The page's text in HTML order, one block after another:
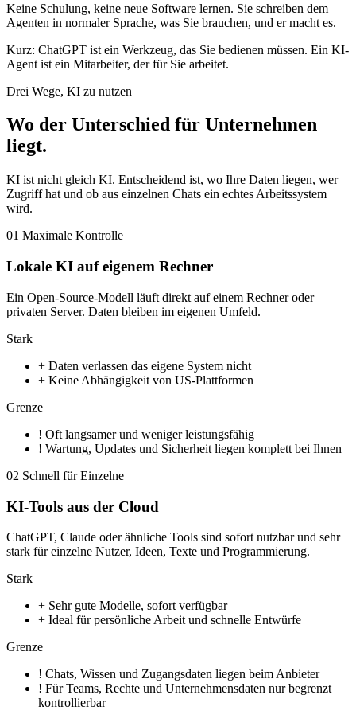
Keine Schulung, keine neue Software lernen. Sie schreiben dem
Agenten in normaler Sprache, was Sie brauchen, und er macht es.
Kurz: ChatGPT ist ein Werkzeug, das Sie bedienen müssen. Ein KI-
Agent ist ein Mitarbeiter, der für Sie arbeitet.
Drei Wege, KI zu nutzen
Wo der Unterschied für Unternehmen
liegt.
KI ist nicht gleich KI. Entscheidend ist, wo Ihre Daten liegen, wer
Zugriff hat und ob aus einzelnen Chats ein echtes Arbeitssystem
wird.
01 Maximale Kontrolle
Lokale KI auf eigenem Rechner
Ein Open-Source-Modell läuft direkt auf einem Rechner oder
privaten Server. Daten bleiben im eigenen Umfeld.
Stark
+ Daten verlassen das eigene System nicht
+ Keine Abhängigkeit von US-Plattformen
Grenze
! Oft langsamer und weniger leistungsfähig
! Wartung, Updates und Sicherheit liegen komplett bei Ihnen
02 Schnell für Einzelne
KI-Tools aus der Cloud
ChatGPT, Claude oder ähnliche Tools sind sofort nutzbar und sehr
stark für einzelne Nutzer, Ideen, Texte und Programmierung.
Stark
+ Sehr gute Modelle, sofort verfügbar
+ Ideal für persönliche Arbeit und schnelle Entwürfe
Grenze
! Chats, Wissen und Zugangsdaten liegen beim Anbieter
! Für Teams, Rechte und Unternehmensdaten nur begrenzt
kontrollierbar